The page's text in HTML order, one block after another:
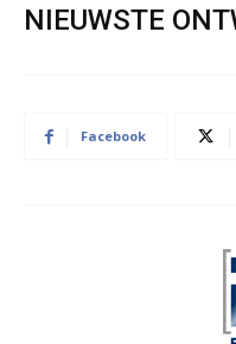
NIEUWSTE
Facebook